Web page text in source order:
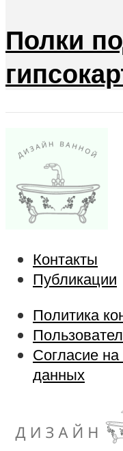
Полки
Контакты
Публикации
Политика
Согласие
данных